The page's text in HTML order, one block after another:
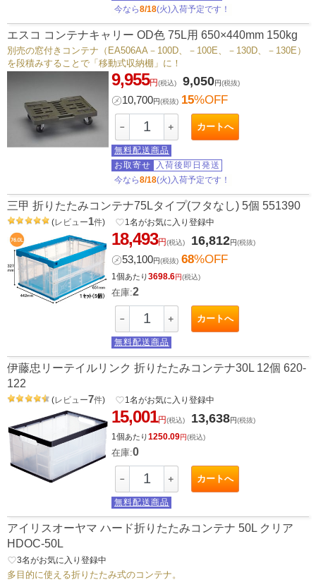
今なら8/18(火)入荷予定です！
エスコ コンテナキャリー OD色 75L用 650×440mm 150kg
別売の窓付きコンテナ（EA506AA－100D、－100E、－130D、－130E）
を段積みすることで「移動式収納棚」に！
9,955円(税込) 9,050円(税抜)
㋱10,700円(税抜) 15%OFF
－ ＋ カートへ
無料配送商品
お取寄せ
入荷後即日発送
今なら8/18(火)入荷予定です！
三甲 折りたたみコンテナ75Lタイプ(フタなし) 5個 551390
(レビュー1件) favorite_border1 名がお気に入り登録中
18,493円(税込) 16,812円(税抜)
㋱53,100円(税抜) 68%OFF
1個あたり3698.6円(税込)
在庫:2
－ ＋ カートへ
無料配送商品
伊藤忠リーテイルリンク 折りたたみコンテナ30L 12個 620-
122
(レビュー7件) favorite_border1 名がお気に入り登録中
15,001円(税込) 13,638円(税抜)
1個あたり1250.09円(税込)
在庫:0
－ ＋ カートへ
無料配送商品
アイリスオーヤマ ハード折りたたみコンテナ 50L クリア
HDOC-50L
favorite_border3名がお気に入り登録中
多目的に使える折りたたみ式のコンテナ。